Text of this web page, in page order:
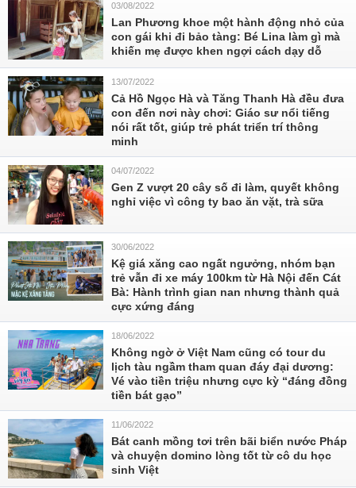
03/08/2022
Lan Phương khoe một hành động nhỏ của
con gái khi đi bảo tàng: Bé Lina làm gì mà
khiến mẹ được khen ngợi cách dạy dỗ
13/07/2022
Cả Hồ Ngọc Hà và Tăng Thanh Hà đều đưa
con đến nơi này chơi: Giáo sư nổi tiếng
nói rất tốt, giúp trẻ phát triển trí thông
minh
04/07/2022
Gen Z vượt 20 cây số đi làm, quyết không
nghỉ việc vì công ty bao ăn vặt, trà sữa
30/06/2022
Kệ giá xăng cao ngất ngưởng, nhóm bạn
trẻ vẫn đi xe máy 100km từ Hà Nội đến Cát
Bà: Hành trình gian nan nhưng thành quả
cực xứng đáng
18/06/2022
Không ngờ ở Việt Nam cũng có tour du
lịch tàu ngầm tham quan đáy đại dương:
Vé vào tiền triệu nhưng cực kỳ “đáng đồng
tiền bát gạo”
11/06/2022
Bát canh mồng tơi trên bãi biển nước Pháp
và chuyện domino lòng tốt từ cô du học
sinh Việt